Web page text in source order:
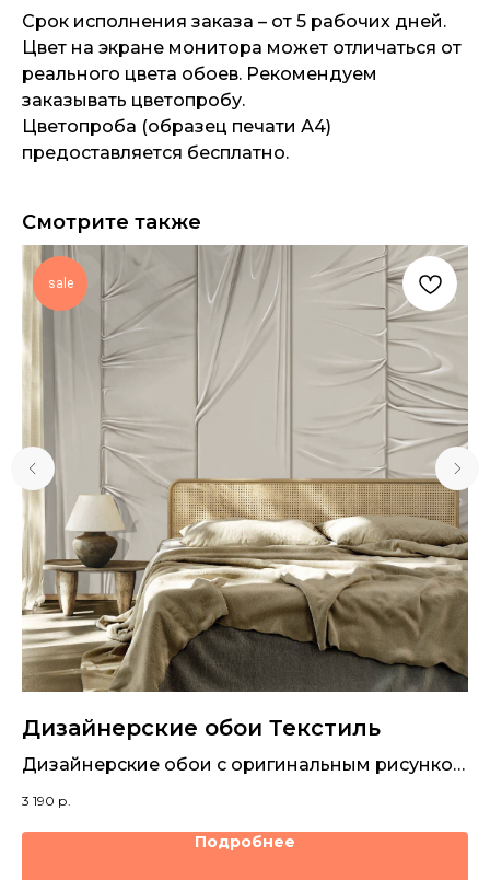
Срок исполнения заказа – от 5 рабочих дней.
Цвет на экране монитора может отличаться от
реального цвета обоев. Рекомендуем
заказывать цветопробу.
Цветопроба (образец печати А4)
предоставляется бесплатно.
Смотрите также
sale
Дизайнерские обои Текстиль
Дизайнерские обои с оригинальным рисунком
3 190 р.
Подробнее